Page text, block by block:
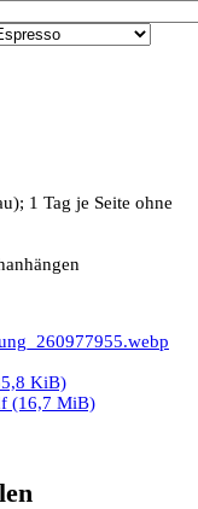
1 Tag je Seite ohne
KiB)
(16,7 MiB)